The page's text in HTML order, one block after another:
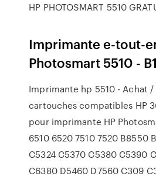
HP PHOTOSMART 5510
Imprimante e-tout-
Photosmart 5510 -
Imprimante hp 5510 - Achat
cartouches compatibles HP
pour imprimante HP
6510 6520 7510 7520 B8550
C5324 C5370 C5380 C5390
C6380 D5460 D7560 C309